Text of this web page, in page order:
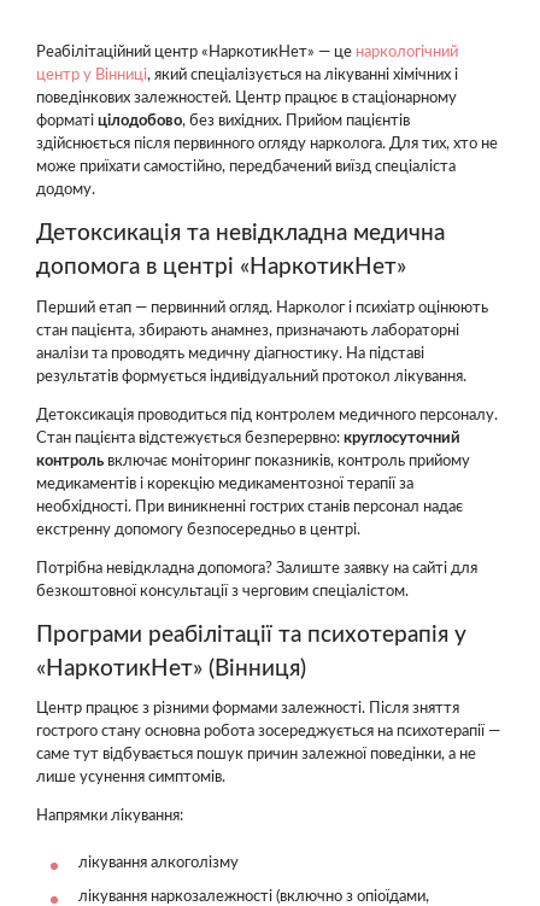
Реабілітаційний центр «НаркотикНет» — це наркологічний
центр у Вінниці, який спеціалізується на лікуванні хімічних і
поведінкових залежностей. Центр працює в стаціонарному
форматі цілодобово, без вихідних. Прийом пацієнтів
здійснюється після первинного огляду нарколога. Для тих, хто не
може приїхати самостійно, передбачений виїзд спеціаліста
додому.
Детоксикація та невідкладна медична
допомога в центрі «НаркотикНет»
Перший етап — первинний огляд. Нарколог і психіатр оцінюють
стан пацієнта, збирають анамнез, призначають лабораторні
аналізи та проводять медичну діагностику. На підставі
результатів формується індивідуальний протокол лікування.
Детоксикація проводиться під контролем медичного персоналу.
Стан пацієнта відстежується безперервно: круглосуточний
контроль включає моніторинг показників, контроль прийому
медикаментів і корекцію медикаментозної терапії за
необхідності. При виникненні гострих станів персонал надає
екстренну допомогу безпосередньо в центрі.
Потрібна невідкладна допомога? Залиште заявку на сайті для
безкоштовної консультації з черговим спеціалістом.
Програми реабілітації та психотерапія у
«НаркотикНет» (Вінниця)
Центр працює з різними формами залежності. Після зняття
гострого стану основна робота зосереджується на психотерапії —
саме тут відбувається пошук причин залежної поведінки, а не
лише усунення симптомів.
Напрямки лікування:
лікування алкоголізму
лікування наркозалежності (включно з опіоїдами,